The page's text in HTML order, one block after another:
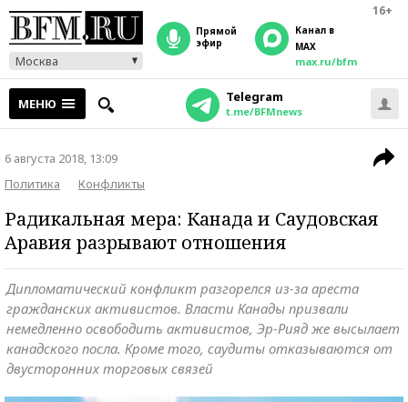
16+
Москва
прямой
эфир
Канал в
MAX
max.ru/bfm
МЕНЮ Telegram
t.me/BFMnews
6 августа 2018, 13:09
Политика
Конфликты
Радикальная мера: Канада и Саудовская
Аравия разрывают отношения
Дипломатический конфликт разгорелся из-за ареста
гражданских активистов. Власти Канады призвали
немедленно освободить активистов, Эр-Рияд же высылает
канадского посла. Кроме того, саудиты отказываются от
двусторонних торговых связей